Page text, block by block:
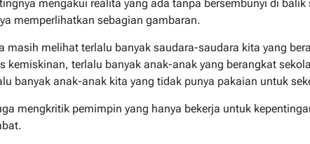
mengakui realita yang ada tanpa bersembunyi di balik
memperlihatkan sebagian gambaran.
masih melihat terlalu banyak saudara-saudara kita yang
kemiskinan, terlalu banyak anak-anak yang berangkat
banyak anak-anak kita yang tidak punya pakaian untuk
mengkritik pemimpin yang hanya bekerja untuk